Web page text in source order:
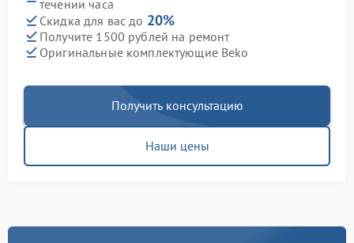
течении часа
Скидка для вас до 20%
Получите 1500 рублей на ремонт
Оригинальные комплектующие Beko
Получить консультацию
Наши цены